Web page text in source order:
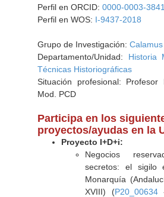
Perfil en ORCID: 0000-0003-
Perfil en WOS: I-9437-2018
Grupo de Investigación: Calamus
Departamento/Unidad: Historia
Técnicas Historiográficas
Situación profesional:
Mod. PCD
Participa en los
proyectos/ayudas en la
Proyecto I+D+i:
Negocios
secretos: el
Monarquía
XVIII) (P20_00634-